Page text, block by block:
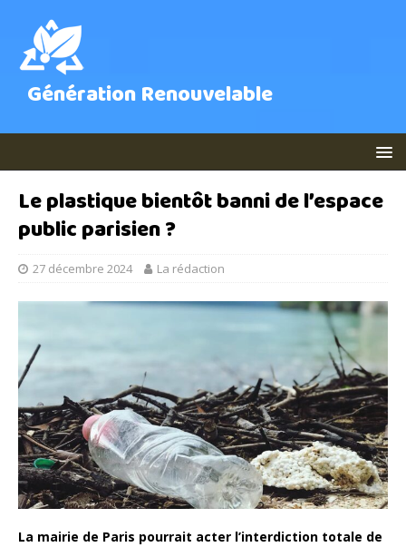
Génération Renouvelable
Le plastique bientôt banni de l’espace
public parisien ?
27 décembre 2024 La rédaction
La mairie de Paris pourrait acter l’interdiction totale de